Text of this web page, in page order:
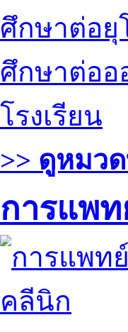
ศึกษาต่อยุ
ศึกษาต่ออ
โรงเรียน
>> ดูหมว
การแพ
คลีนิก